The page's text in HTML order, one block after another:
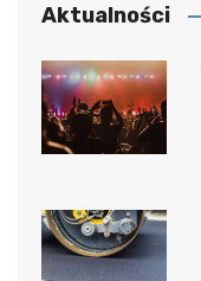
Aktualności